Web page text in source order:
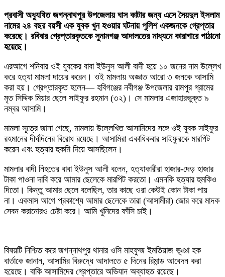
প্রবাসী অধ্যুষিত জগন্নাথপুর উপজেলায় ঘাস কাটার জন্য এসে সৈয়দুল ইসলাম
নামের ২৪ বছর বয়সী এক যুবক খুন হওয়ার ঘটনায় পুলিশ একজনকে গ্রেপ্তার
করেছে। রবিবার গ্রেপ্তারকৃতকে সুনামগঞ্জ আদালতের মাধ্যমে কারাগারে পাঠানো
হয়েছে।
এরআগে শনিবার ওই যুবকের বাবা ইউনুস আলী বাদী হয়ে ১০ জনের নাম উল্লেখ
করে হত্যা মামলা দায়ের করেন। ওই মামলায় অজ্ঞাত আরো ৩ জনকে আসামি
করা হয়। গ্রেপ্তারকৃত হলেন— হবিগঞ্জের নবীগঞ্জ উপজেলার রামপুর গ্রামের
মৃত সিদ্দিক মিয়ার ছেলে সাইফুর রহমান (৩২)। সে মামলার এজাহারভুক্ত ৯
নম্বর আসামি।
মামলা সূত্রে জানা গেছে, মামলায় উল্লেখিত আসামিদের সঙ্গে ওই যুবক সাইফুর
রহমানের দীর্ঘদিনের বিরোধ রয়েছে। আসামিরা একাধিকবার সাইফুরকে মারপিট
করেন এবং হত্যার হুকমি দিয়ে আসছিলেন।
মামলার বাদী নিহতের বাবা ইউনুস আলী বলেন, হত্যাকারীরা হাজার-দেড় হাজার
টাকা পাওনা দাবি করে আমার ছেলেকে মারপিট করতো। এমনকি হত্যার হুমকিও
দিতো। কিন্তু আমার ছেলে বলেছিল, তার কাছে ওরা কেউই কোন টাকা পায়
না। একমাস আগে প্রকাশ্যে আমার ছেলেকে তারা (আসামীরা) জোর করে মাদক
সেবন করানোরও চেষ্টা করে। আমি খুনিদের ফাঁসি চাই।
বিষয়টি নিশ্চিত করে জগন্নাথপুর থানার ওসি মাহফুজ ইমতিয়াজ ভূঞা হক
বার্তাকে জানান, আসামির বিরুদ্ধে আদালতে ৫ দিনের রিমান্ড আবেদন করা
হয়েছে। বাকি আসামিদের গ্রেপ্তারে অভিযান অব্যাহত রয়েছে।